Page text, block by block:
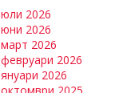
юли 2026
юни 2026
март 2026
февруари 2026
януари 2026